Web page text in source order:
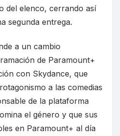
del elenco, cerrando así
segunda entrega.
a un cambio
de Paramount+
con Skydance, que
a las comedias
de la plataforma
el género y que sus
en Paramount+ al día